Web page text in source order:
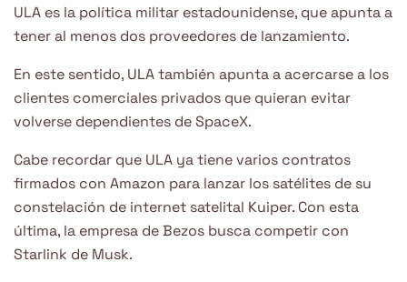
ULA es la política militar estadounidense, que apunta a
tener al menos dos proveedores de lanzamiento.
En este sentido, ULA también apunta a acercarse a los
clientes comerciales privados que quieran evitar
volverse dependientes de SpaceX.
Cabe recordar que ULA ya tiene varios contratos
firmados con Amazon para lanzar los satélites de su
constelación de internet satelital Kuiper. Con esta
última, la empresa de Bezos busca competir con
Starlink de Musk.